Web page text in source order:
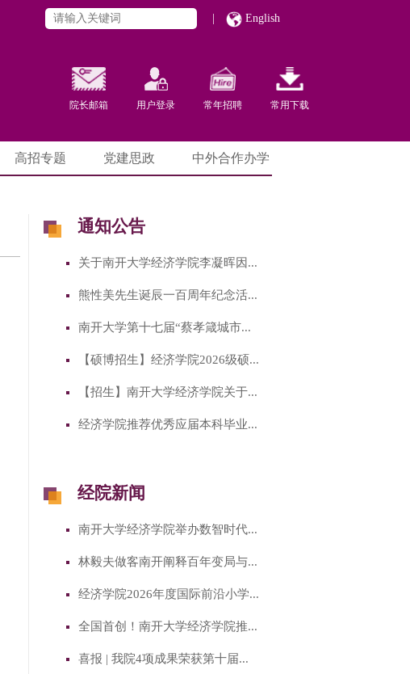
English
院长邮箱 用户登录 常年招聘 常用下载
高招专题 党建思政 中外合作办学
通知公告
关于南开大学经济学院李凝晖因...
熊性美先生诞辰一百周年纪念活...
南开大学第十七届“蔡孝箴城市...
【硕博招生】经济学院2026级硕...
【招生】南开大学经济学院关于...
经济学院推荐优秀应届本科毕业...
经院新闻
南开大学经济学院举办数智时代...
林毅夫做客南开阐释百年变局与...
经济学院2026年度国际前沿小学...
全国首创！南开大学经济学院推...
喜报 | 我院4项成果荣获第十届...